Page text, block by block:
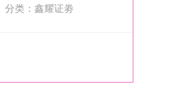
分类： 鑫耀证劵